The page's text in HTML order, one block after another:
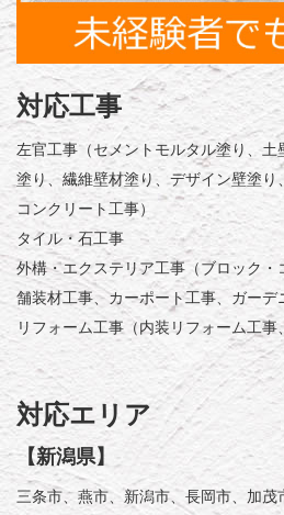
対応工事
左官工事（セメントモルタル塗り、
塗り、繊維壁材塗り、デザイン壁塗り
コンクリート工事）
タイル・石工事
外構・エクステリア工事（ブロック・
舗装材工事、カーポート工事、ガーデ
リフォーム工事（内装リフォーム工
対応エリア
【新潟県】
三条市、燕市、新潟市、長岡市、加